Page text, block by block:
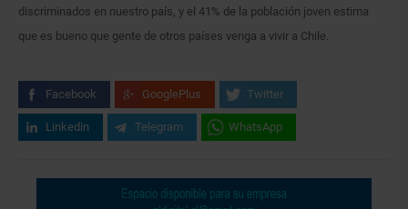
discriminados en nuestro país, y el 41% de la población joven estima
que es bueno que gente de otros países venga a vivir a Chile.
Facebook GooglePlus Twitter
Linkedin Telegram WhatsApp